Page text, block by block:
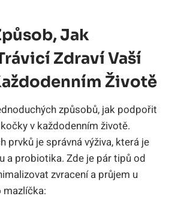
Jak
Zdraví Vaší
Životě
způsobů, jak podpořit
v každodenním životě.
prvků je správná výživa, která je
a probiotika. Zde je pár tipů od
zvracení a průjem u